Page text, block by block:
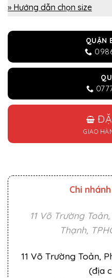
» Hướng dẫn chọn size
QUẬN
GIAO
Chi
11 Võ Trường
Thạnh,
11 Võ Trường Toản,
(địa